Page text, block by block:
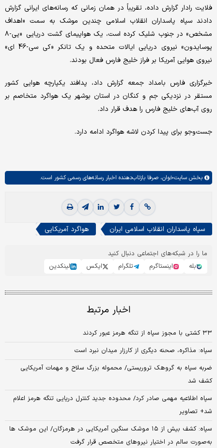
فلایت رادار گزارش داده، تقریباً در همان زمانی که رسانه‌های ایرانی گزارش
دادند سپاه پاسداران انقلاب اسلامی چندین موشک به سمت «اهداف
مشخص» در جنوب شلیک کرده است، یک هواپیمای گشت دریایی «پی-۸
پوسایدون» نیروی دریایی ایالات متحده و یک تانکر «کی سی-46 ای»
نیروی هوایی آمریکا بر فراز خلیج فارس فعال بودند.
خبرگزاری فارس بامداد جمعه گزارش داد، پدافند یکپارچه هوایی کشور
مستقر در نزدیکی جم و کنگان در استان بوشهر یک هواگرد متخاصم بر
روی آب‌های خلیج فارس را هدف قرار داد.
جست‌وجو برای پیدا کردن لاشه هواگرد ادامه دارد.
بخش سایت‌خوان، صرفا بازتاب‌دهنده اخبار رسانه‌های رسمی کشور است.
سپاه پاسداران انقلاب اسلامی ایران هواگرد آمریکایی
ما را در شبکه‌های اجتماعی دنبال کنید
بله
اینستاگرم تلگرام ایکس لینکدین
اخبار مرتبط
۳۳ کشتی با مجوز سپاه از تنگه هرمز عبور کردند
سپاه: مذاکره، صحنه دیگری از کارزار میدان نبرد است
ضربه سپاه به گروهک تروریستی/ محموله بزرگ سلاح و مهمات آمریکایی
کشف شد
سپاه اطلاعیه مهمی صادر کرد/ محدوده جدید کنترل دریایی تنگه هرمز اعلام
شد+ تصاویر
سپاه: کشف بیش از ۱۵ موشک سنگین آمریکایی در هرمزگان/ این موشک ها
به‌صورت سالم در اختیار نیرو‌های متخصص قرار گرفت